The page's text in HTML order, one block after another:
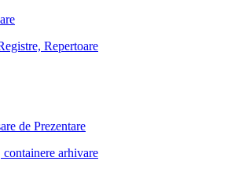
Repertoare
de Prezentare
arhivare